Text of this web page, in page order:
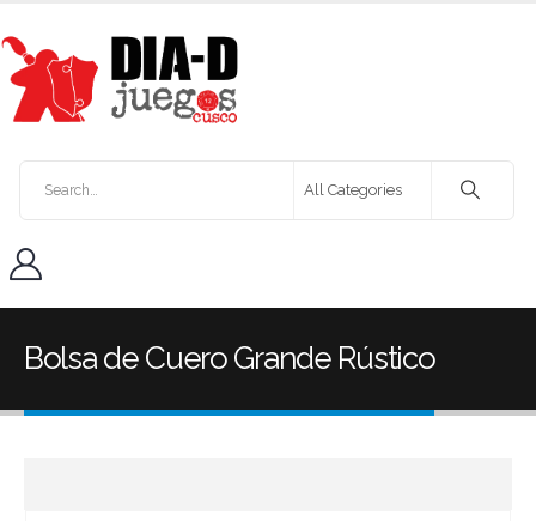
Bolsa de Cuero Grande Rústico